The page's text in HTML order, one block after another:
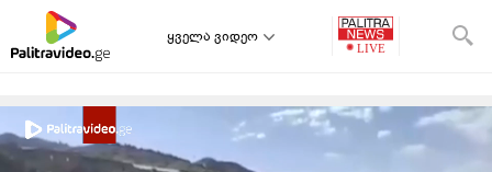
ყველა ვიდეო